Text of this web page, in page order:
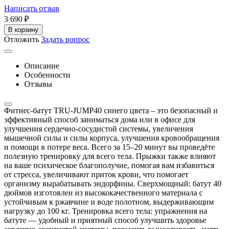
Написать отзыв
3 690 ₽
В корзину
Отложить Задать вопрос
Описание
Особенности
Отзывы
Фитнес-батут TRU-JUMP40 синего цвета – это безопасный и
эффективный способ заниматься дома или в офисе для
улучшения сердечно-сосудистой системы, увеличения
мышечной силы и силы корпуса, улучшения кровообращения
и помощи в потере веса. Всего за 15–20 минут вы проведёте
полезную тренировку для всего тела. Прыжки также влияют
на ваше психическое благополучие, помогая вам избавиться
от стресса, увеличивают приток крови, что помогает
организму вырабатывать эндорфины. Сверхмощный: батут 40
дюймов изготовлен из высококачественного материала с
устойчивым к ржавчине и воде полотном, выдерживающим
нагрузку до 100 кг. Тренировка всего тела: упражнения на
батуте — удобный и приятный способ улучшить здоровье